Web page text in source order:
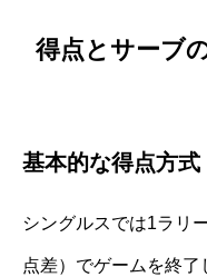
得点とサーブ
基本的な得点方式
シングルスでは1ラリ
点差）でゲームを終